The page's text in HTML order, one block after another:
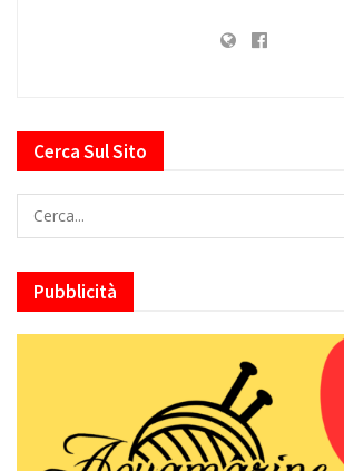
Cerca Sul Sito
Pubblicità